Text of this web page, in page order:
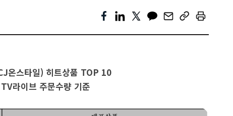
온스타일) 히트상품 TOP 10
라이브 주문수량 기준